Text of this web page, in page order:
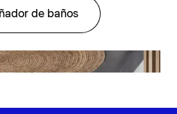
de baños